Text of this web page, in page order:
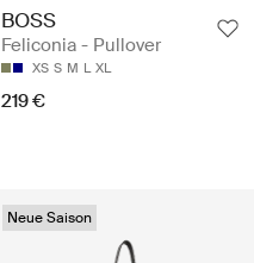
BOSS
Feliconia - Pullover
XS S M L XL
219 €
Neue Saison